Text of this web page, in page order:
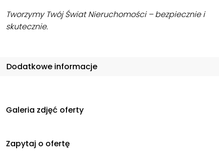
Tworzymy Twój Świat Nieruchomości – bezpiecznie i
skutecznie.
Dodatkowe informacje
Galeria zdjęć oferty
Zapytaj o ofertę